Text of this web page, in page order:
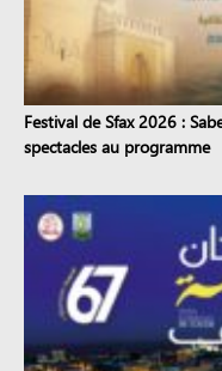
Festival de Sfax 2026 :
spectacles au programme